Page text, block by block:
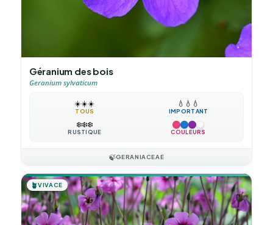
Géranium des bois
Geranium sylvaticum
☀️☀️☀️
TOUS
💧 💧 💧
IMPORTANT
❄️❄️❄️
RUSTIQUE COULEURS
🍃GERANIACEAE
🪴VIVACE